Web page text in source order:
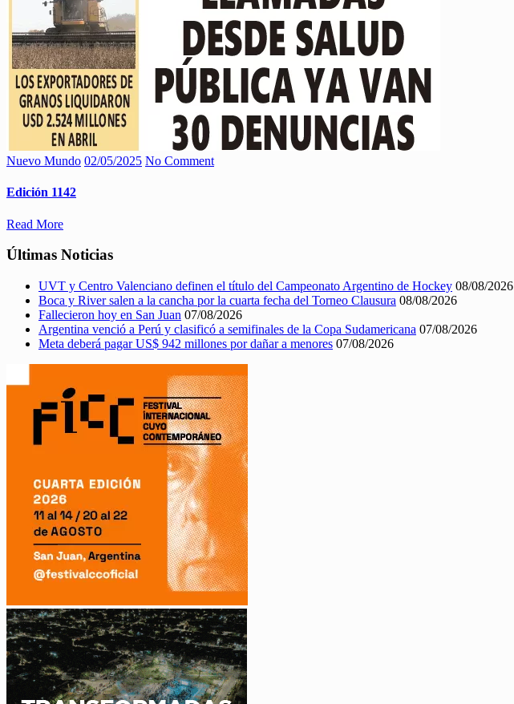
Nuevo Mundo 02/05/2025 No Comment
Edición 1142
Read More
Últimas Noticias
UVT y Centro Valenciano definen el título del Campeonato Argentino de Hockey 08/08/2026
Boca y River salen a la cancha por la cuarta fecha del Torneo Clausura 08/08/2026
Fallecieron hoy en San Juan 07/08/2026
Argentina venció a Perú y clasificó a semifinales de la Copa Sudamericana 07/08/2026
Meta deberá pagar US$ 942 millones por dañar a menores 07/08/2026